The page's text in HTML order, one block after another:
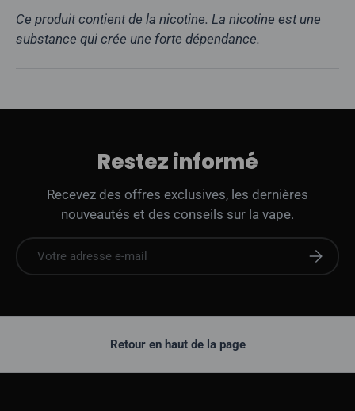
Ce produit contient de la nicotine. La nicotine est une
substance qui crée une forte dépendance.
Restez informé
Recevez des offres exclusives, les dernières
nouveautés et des conseils sur la vape.
E-mail
Retour en haut de la page